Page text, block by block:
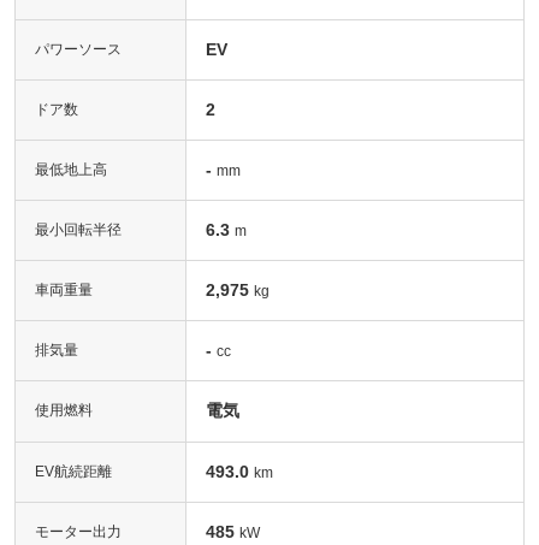
パワーソース EV
ドア数 2
最低地上高 - mm
最小回転半径 6.3 m
車両重量 2,975 kg
排気量 - cc
使用燃料 電気
EV航続距離 493.0 km
モーター出力 485 kW